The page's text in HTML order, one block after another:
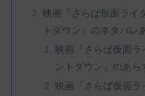
映画『さらば仮面ライ
トダウン』のネタバレ
映画『さらば仮面
ントダウン』のあら
映画『さらば仮面